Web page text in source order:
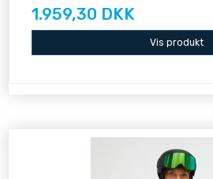
1.959,30 DKK
Vis produkt